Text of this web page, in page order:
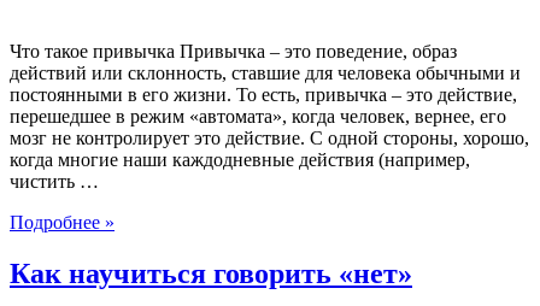
Что такое привычка Привычка – это поведение, образ
действий или склонность, ставшие для человека обычными и
постоянными в его жизни. То есть, привычка – это действие,
перешедшее в режим «автомата», когда человек, вернее, его
мозг не контролирует это действие. С одной стороны, хорошо,
когда многие наши каждодневные действия (например,
чистить …
Подробнее »
Как научиться говорить «нет»